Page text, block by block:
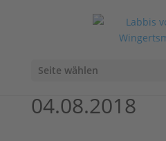
Seite wählen
04.08.2018